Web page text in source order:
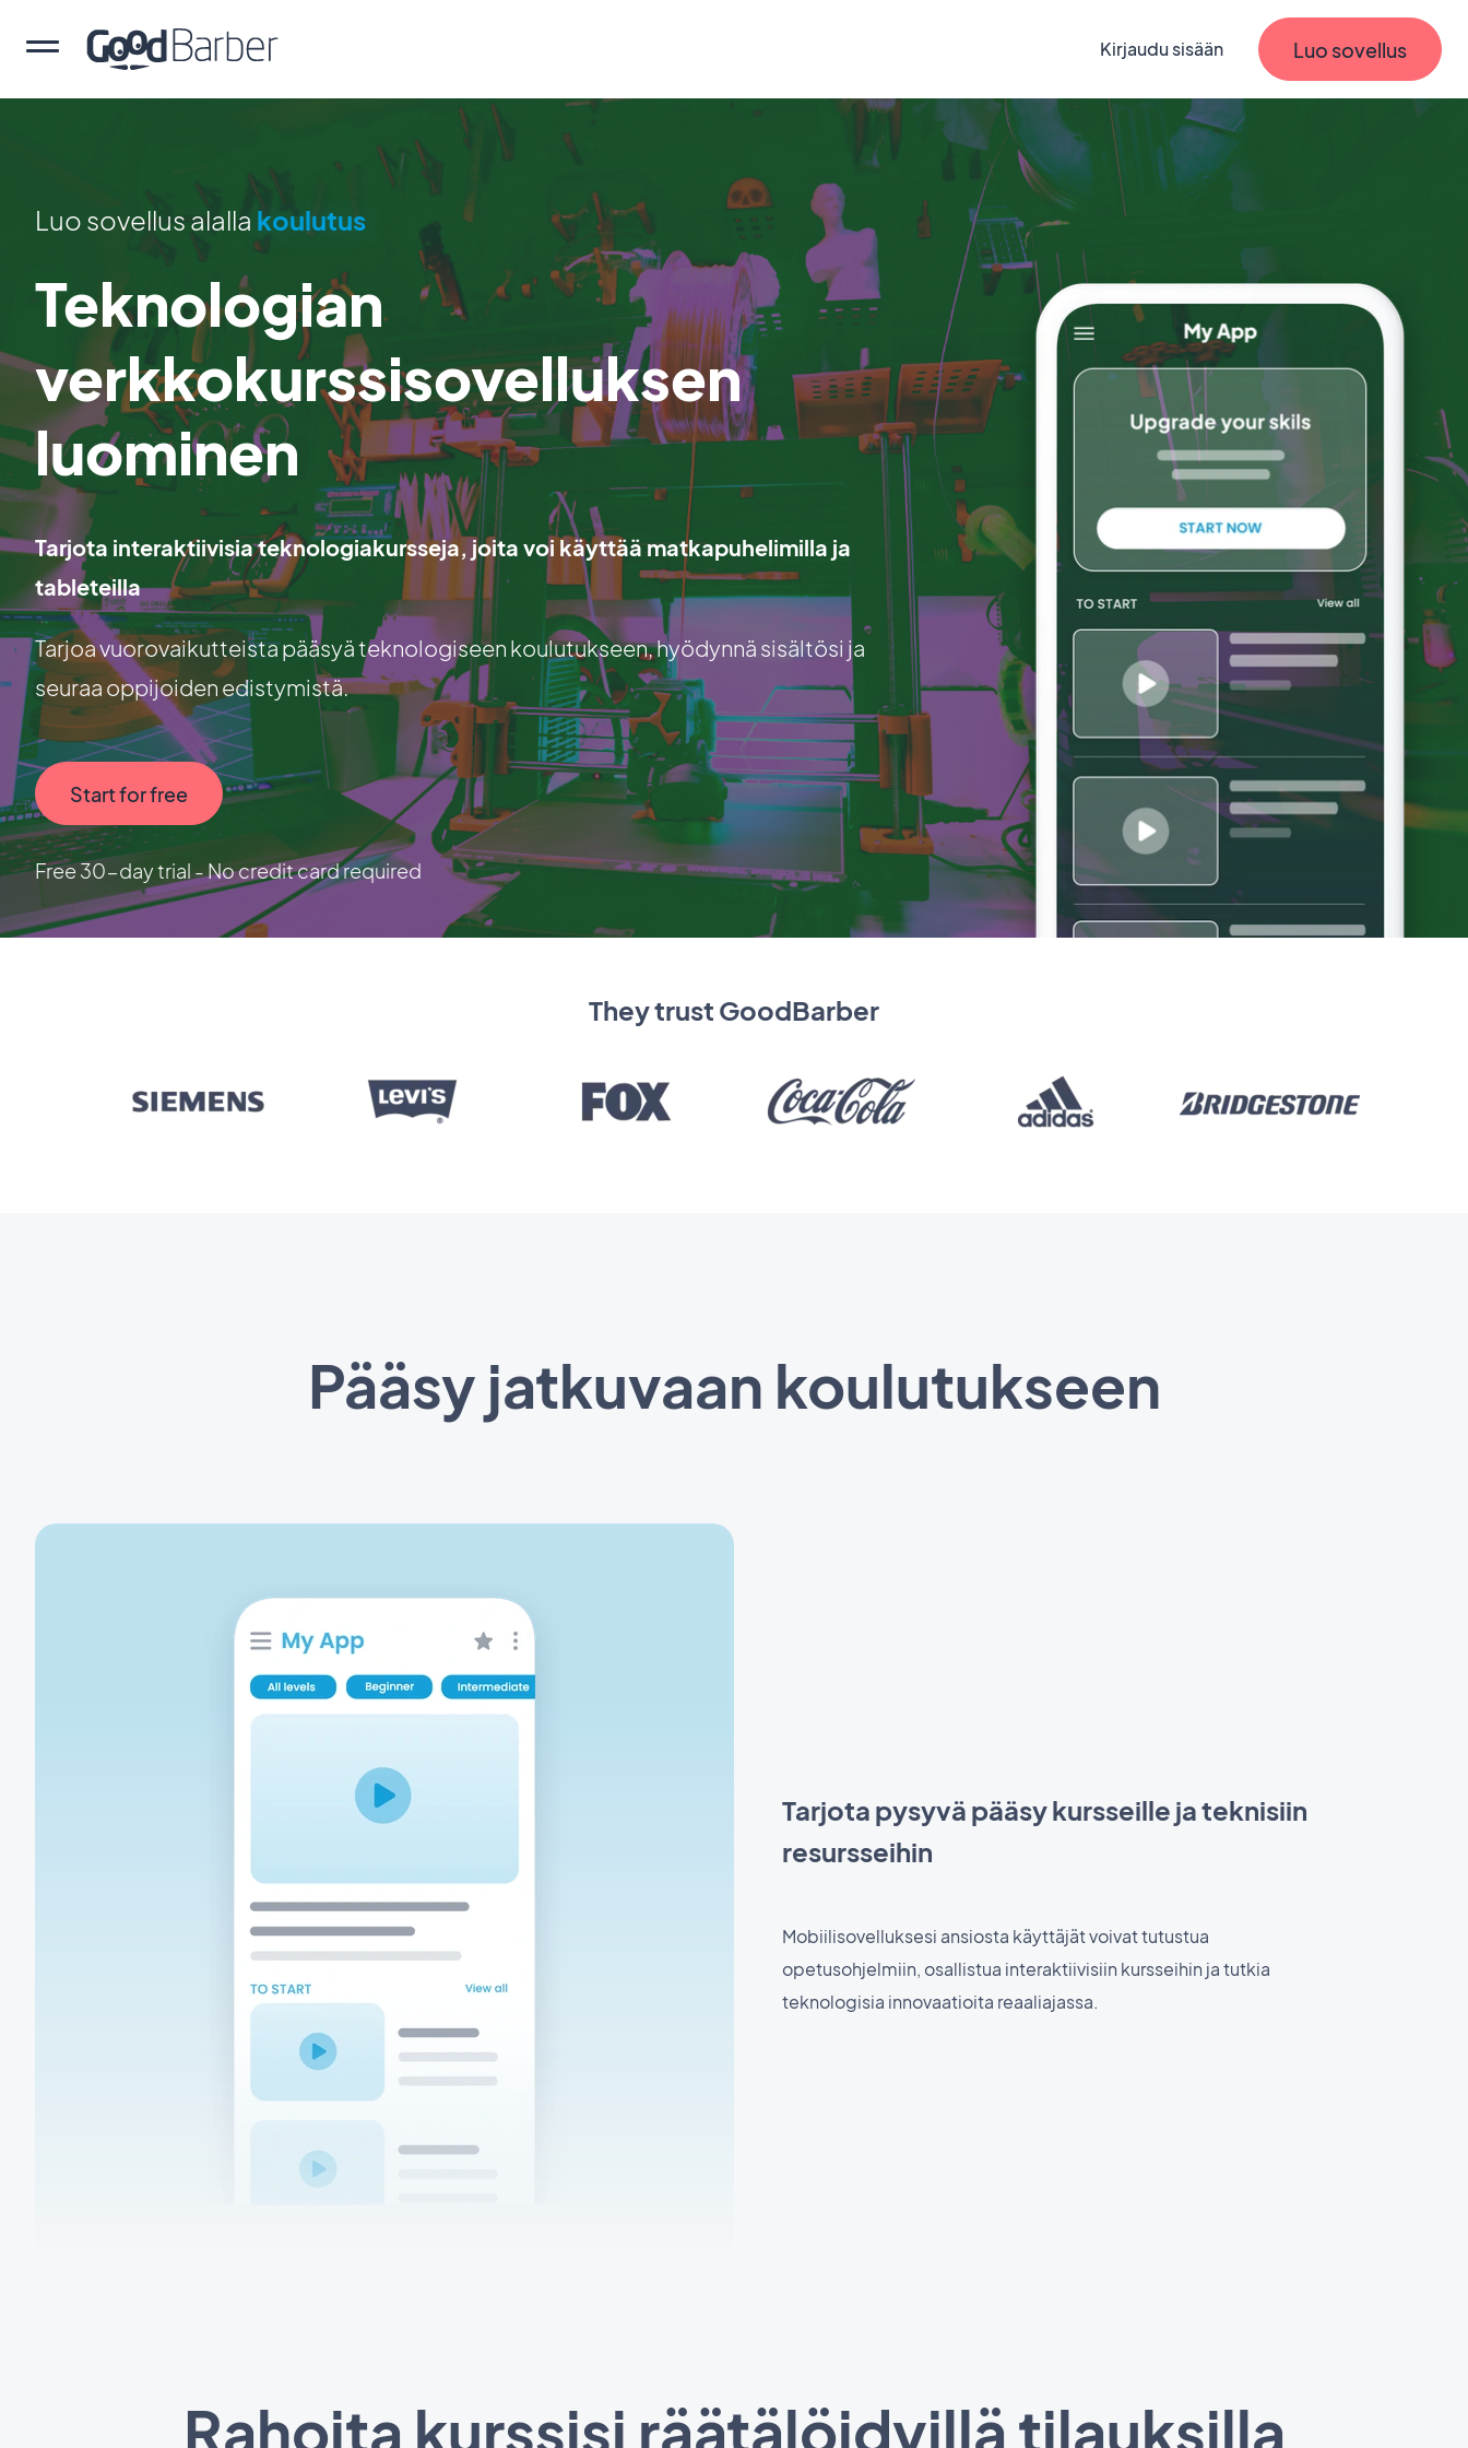
Kirjaudu sisään Luo sovellus
Luo sovellus alalla koulutus
Teknologian
verkkokurssisovelluksen
luominen
Tarjota interaktiivisia teknologiakursseja, joita voi käyttää matkapuhelimilla ja
tableteilla
Tarjoa vuorovaikutteista pääsyä teknologiseen koulutukseen, hyödynnä sisältösi ja
seuraa oppijoiden edistymistä.
Start for free
Free 30-day trial - No credit card required
They trust GoodBarber
Pääsy jatkuvaan koulutukseen
Tarjota pysyvä pääsy kursseille ja teknisiin
resursseihin
Mobiilisovelluksesi ansiosta käyttäjät voivat tutustua
opetusohjelmiin, osallistua interaktiivisiin kursseihin ja tutkia
teknologisia innovaatioita reaaliajassa.
Rahoita kurssisi räätälöidyillä tilauksilla